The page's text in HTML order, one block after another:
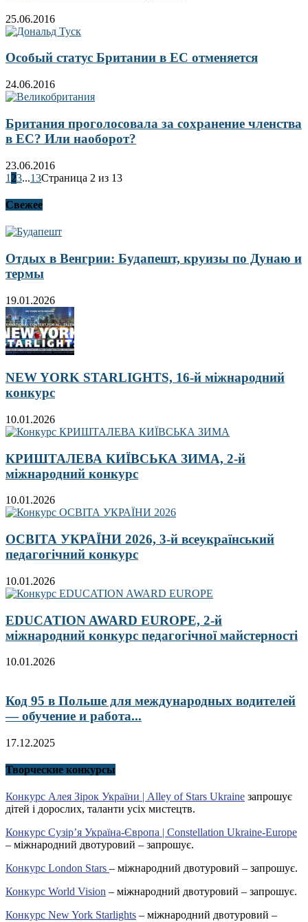
25.06.2016
Особый статус Британии в ЕС отменяется
24.06.2016
Британия проголосовала за сохранение членства
в ЕС? Или наоборот?
23.06.2016
1 23...13Страница 2 из 13
Свежее
Отдых в Венгрии: Будапешт, круизы по Дунаю и
термы
19.01.2026
NEW YORK STARLIGHTS, 16-й міжнародний
конкурс
10.01.2026
КРИШТАЛЕВА КИЇВСЬКА ЗИМА, 2-й
міжнародний конкурс
10.01.2026
ОСВІТА УКРАЇНИ 2026, 3-й всеукраїнський
педагогічний конкурс
10.01.2026
EDUCATION AWARD EUROPE, 2-й
міжнародний конкурс педагогічної майстерності
10.01.2026
Код 95 в Польше для международных водителей
— обучение и работа...
17.12.2025
Творческие конкурсы
Конкурс Алея Зірок України | Alley of Stars Ukraine запрошує
дітей і дорослих, таланти усіх мистецтв.
Конкурс Сузір’я Україна-Європа | Constellation Ukraine-Europe
– міжнародний двотуровий – запрошує.
Конкурс London Stars – міжнародний двотуровий – запрошує.
Конкурс World Vision – міжнародний двотуровий – запрошує.
Конкурс New York Starlights – міжнародний двотуровий –